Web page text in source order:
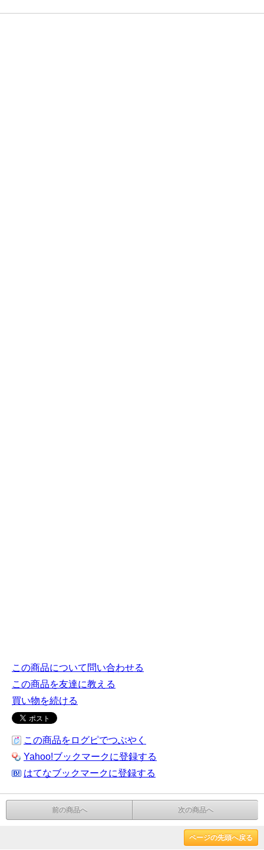
この商品について問い合わせる
この商品を友達に教える
買い物を続ける
この商品をログピでつぶやく
Yahoo!ブックマークに登録する
はてなブックマークに登録する
前の商品へ 次の商品へ
ページの先頭へ戻る